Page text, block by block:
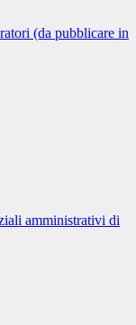
(da pubblicare in
amministrativi di